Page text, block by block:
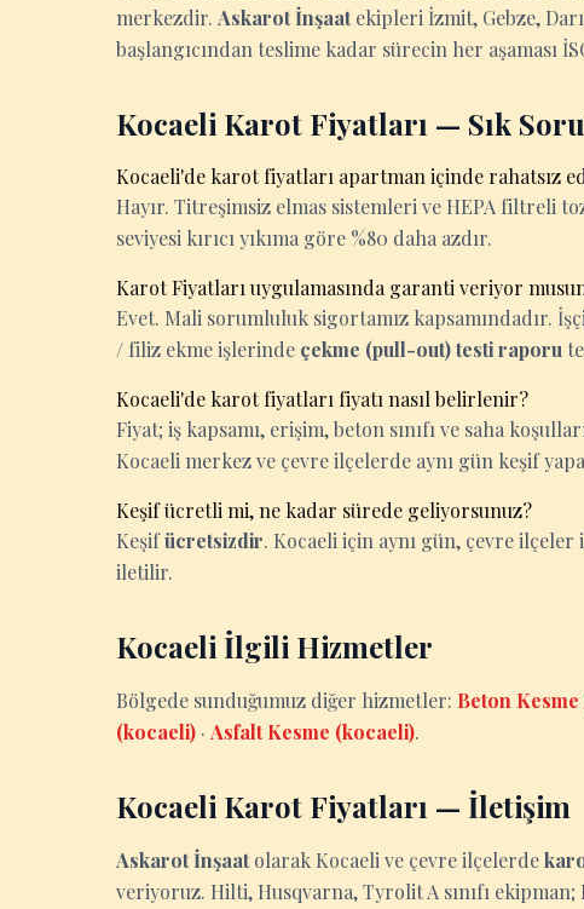
merkezdir. Askarot İnşaatekipleri İzmit, Gebze,
başlangıcından teslime kadar sürecin her aşaması
Kocaeli Karot Fiyatları — Sık
Kocaeli'de karot fiyatları apartman içinde rahatsız
Hayır. Titreşimsiz elmas sistemleri ve HEPA filtreli
seviyesi kırıcı yıkıma göre %80 daha azdır.
Karot Fiyatları uygulamasında garanti veriyor
Evet. Mali sorumluluk sigortamız kapsamındadır.
/ filiz ekme işlerinde çekme (pull-out) testi raporu
Kocaeli'de karot fiyatları fiyatı nasıl belirlenir?
Fiyat; iş kapsamı, erişim, beton sınıfı ve saha
Kocaeli merkez ve çevre ilçelerde aynı gün keşif
Keşif ücretli mi, ne kadar sürede geliyorsunuz?
Keşifücretsizdir. Kocaeli için aynı gün, çevre ilçeler
iletilir.
Kocaeli İlgili Hizmetler
Bölgede sunduğumuz diğer hizmetler: Beton
(kocaeli) · Asfalt Kesme (kocaeli).
Kocaeli Karot Fiyatları — İletişim
Askarot İnşaatolarak Kocaeli ve çevre ilçelerde
veriyoruz. Hilti, Husqvarna, Tyrolit A sınıfı